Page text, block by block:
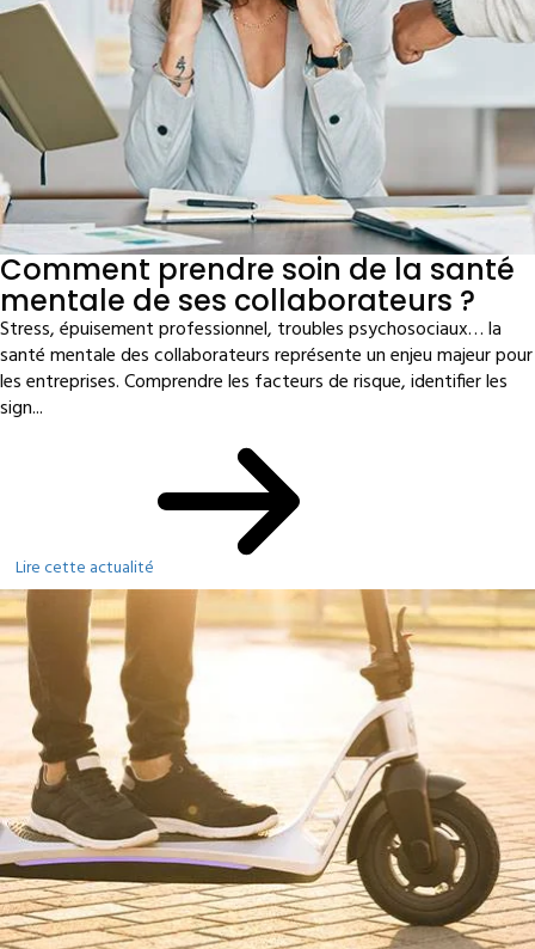
Comment prendre soin de la santé
mentale de ses collaborateurs ?
Stress, épuisement professionnel, troubles psychosociaux… la
santé mentale des collaborateurs représente un enjeu majeur pour
les entreprises. Comprendre les facteurs de risque, identifier les
sign...
Lire cette actualité